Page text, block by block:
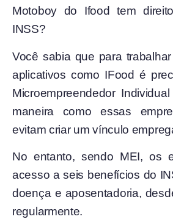
Motoboy do Ifood tem
INSS?
Você sabia que para
aplicativos como IFood é
Microempreendedor
maneira como essas
evitam criar um vínculo
No entanto, sendo MEI, os
acesso a seis benefícios do
doença e aposentadoria,
regularmente.